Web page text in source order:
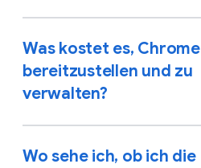
Was kostet es, Chrome
bereitzustellen und zu
verwalten?
Wo sehe ich, ob ich die